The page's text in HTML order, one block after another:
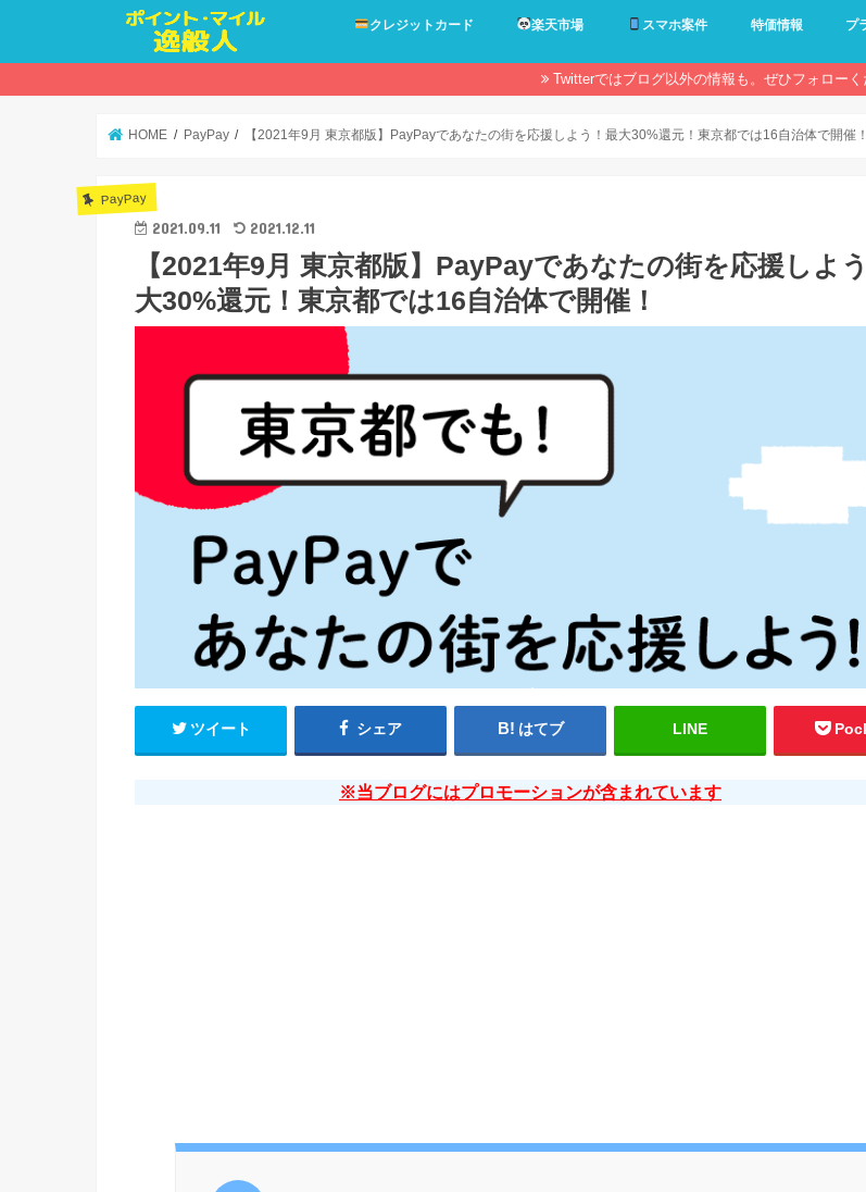
クレジットカード 楽天市場 スマホ案件 特価情報 プ
Twitterではブログ以外の情報も。ぜひフォローく
HOME PayPay 【2021年9月 東京都版】PayPayであなたの街を応援しよう！最大30%還元！東京都では16自治体で開催！
PayPay
2021.09.11 2021.12.11
【2021年9月 東京都版】PayPayであなたの街を応援しよ
大30%還元！東京都では16自治体で開催！
ツイート シェア はてブ LINE
※当ブログにはプロモーションが含まれています